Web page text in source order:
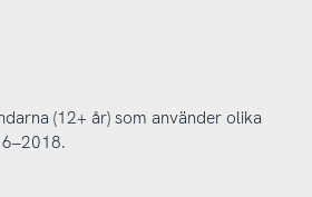
(12+ år) som använder olika